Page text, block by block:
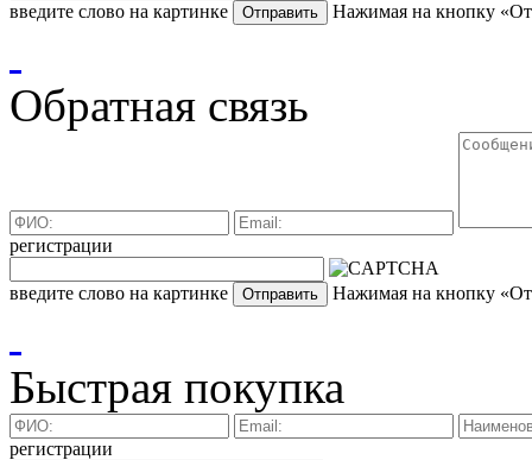
введите слово на картинке Нажимая на кнопку
Обратная связь
регистрации
введите слово на картинке Нажимая на кнопку
Быстрая покупка
регистрации